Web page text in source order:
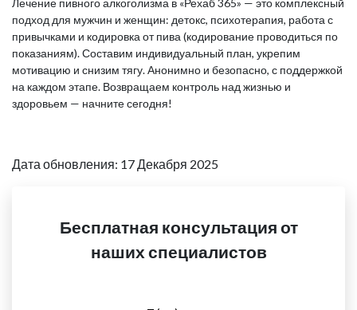
Лечение пивного алкоголизма в «Рехаб 365» — это комплексный
подход для мужчин и женщин: детокс, психотерапия, работа с
привычками и кодировка от пива (кодирование проводиться по
показаниям). Составим индивидуальный план, укрепим
мотивацию и снизим тягу. Анонимно и безопасно, с поддержкой
на каждом этапе. Возвращаем контроль над жизнью и
здоровьем — начните сегодня!
Дата обновления: 17 Декабря 2025
Бесплатная консультация от
наших специалистов